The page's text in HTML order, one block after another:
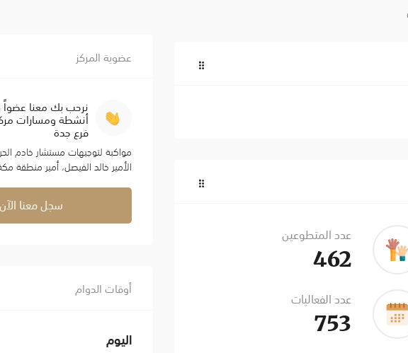
عدد المتطوعين
462
عدد الفعاليات
753
عضوية المركز
نرحب بك معنا
أنشطة ومسارات
فرع جدة
مواكبة لتوجيهات مستشار خادم
الأمير خالد الفيصل، أمير منطقة
سجل معنا
أوقات الدوام
اليوم